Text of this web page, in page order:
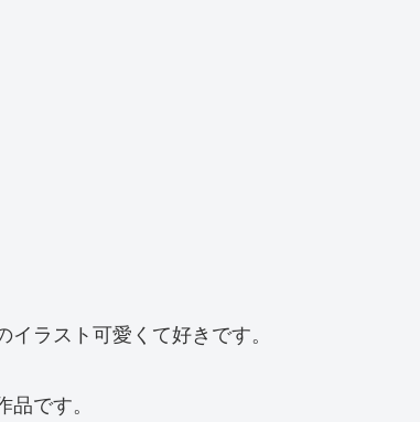
ラスト可愛くて好きです。
品です。